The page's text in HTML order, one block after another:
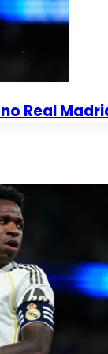
Real